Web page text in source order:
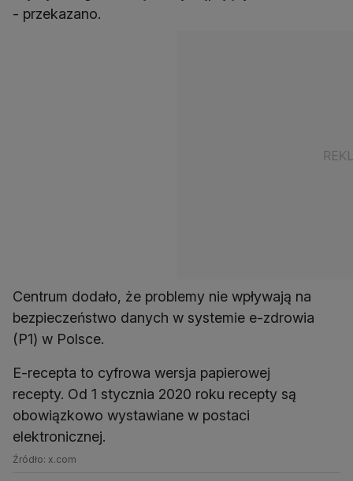
- przekazano.
Centrum dodało, że problemy nie wpływają na
bezpieczeństwo danych w systemie e-zdrowia
(P1) w Polsce.
E-recepta to cyfrowa wersja papierowej
recepty. Od 1 stycznia 2020 roku recepty są
obowiązkowo wystawiane w postaci
elektronicznej.
Źródło: x.com